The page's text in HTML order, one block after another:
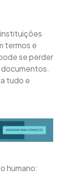
termos e
se perder
tudo e
humano: